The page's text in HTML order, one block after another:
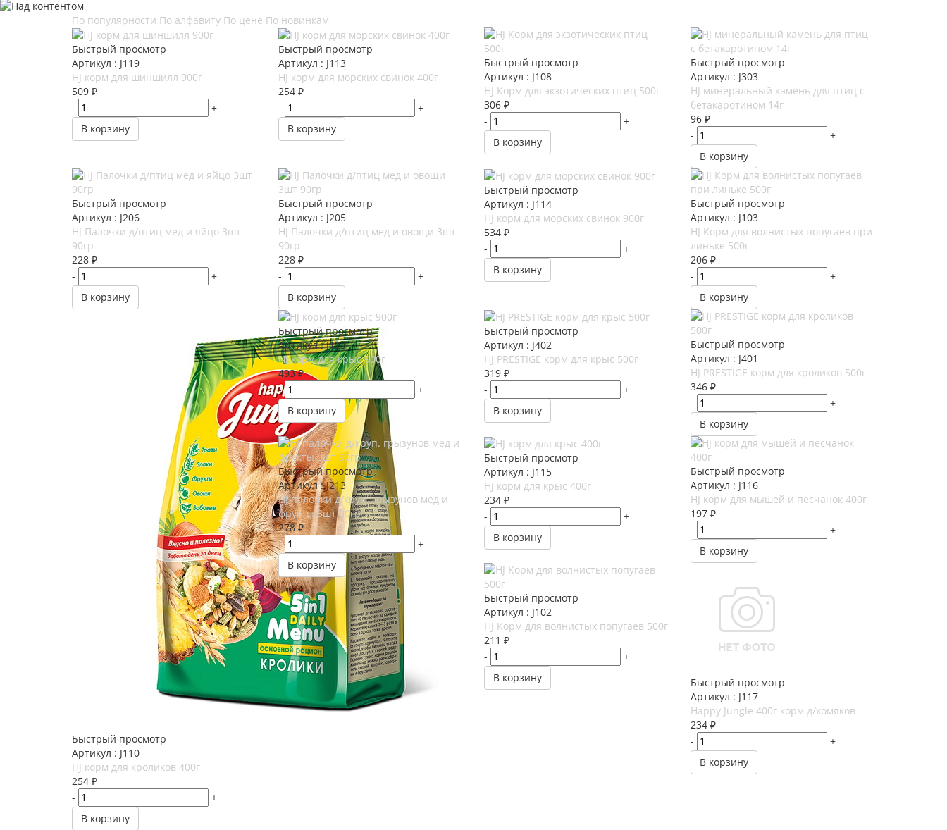
По популярности По алфавиту По цене По новинкам
Быстрый просмотр
Артикул : J119
HJ корм для шиншилл 900г
509 ₽
-
+
В корзину
Быстрый просмотр
Артикул : J113
HJ корм для морских свинок 400г
254₽
-
+
В корзину
Быстрый просмотр
Артикул : J108
HJ Корм для экзотических птиц 500г
306 ₽
-
+
В корзину
Быстрый просмотр
Артикул : J303
HJ минеральный камень для птиц с
бетакаротином 14г
96₽
-
+
В корзину
Быстрый просмотр
Артикул : J206
HJ Палочки д/птиц мед и яйцо 3шт
90гр
228 ₽
-
+
В корзину
Быстрый просмотр
Артикул : J205
HJ Палочки д/птиц мед и овощи 3шт
90гр
228₽
-
+
В корзину
Быстрый просмотр
Артикул : J114
HJ корм для морских свинок 900г
534 ₽
-
+
В корзину
Быстрый просмотр
Артикул : J103
HJ Корм для волнистых попугаев при
линьке 500г
206₽
-
+
В корзину
Быстрый просмотр
Артикул : J110
HJ корм для кроликов 400г
254 ₽
-
+
В корзину
Быстрый просмотр
Артикул : J123
HJ корм для крыс 900г
493₽
-
+
В корзину
Быстрый просмотр
Артикул : J402
HJ PRESTIGE корм для крыс 500г
319 ₽
-
+
В корзину
Быстрый просмотр
Артикул : J401
HJ PRESTIGE корм для кроликов 500г
346₽
-
+
В корзину
Быстрый просмотр
Артикул : J213
HJ палочки д/круп. грызунов мед и
фрукты 3шт 90гр
278₽
-
+
В корзину
Быстрый просмотр
Артикул : J115
HJ корм для крыс 400г
234 ₽
-
+
В корзину
Быстрый просмотр
Артикул : J116
HJ корм для мышей и песчанок 400г
197₽
-
+
В корзину
Быстрый просмотр
Артикул : J102
HJ Корм для волнистых попугаев 500г
211 ₽
-
+
В корзину
Быстрый просмотр
Артикул : J117
Happy Jungle 400г корм д/хомяков
234₽
-
+
В корзину